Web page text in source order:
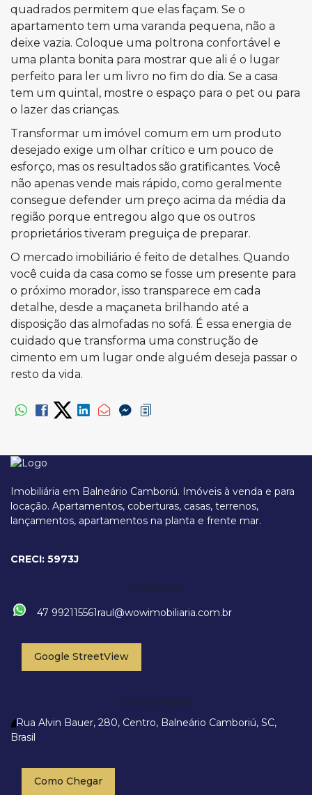
quadrados permitem que elas façam. Se o
apartamento tem uma varanda pequena, não a
deixe vazia. Coloque uma poltrona confortável e
uma planta bonita para mostrar que ali é o lugar
perfeito para ler um livro no fim do dia. Se a casa
tem um quintal, mostre o espaço para o pet ou para
o lazer das crianças.
Transformar um imóvel comum em um produto
desejado exige um olhar crítico e um pouco de
esforço, mas os resultados são gratificantes. Você
não apenas vende mais rápido, como geralmente
consegue defender um preço acima da média da
região porque entregou algo que os outros
proprietários tiveram preguiça de preparar.
O mercado imobiliário é feito de detalhes. Quando
você cuida da casa como se fosse um presente para
o próximo morador, isso transparece em cada
detalhe, desde a maçaneta brilhando até a
disposição das almofadas no sofá. É essa energia de
cuidado que transforma uma construção de
cimento em um lugar onde alguém deseja passar o
resto da vida.
Imobiliária em Balneário Camboriú. Imóveis à venda e para
locação. Apartamentos, coberturas, casas, terrenos,
lançamentos, apartamentos na planta e frente mar.
CRECI: 5973J
Contato
47 992115561raul@wowimobiliaria.com.br
Google StreetView
Localização
Rua Alvin Bauer, 280, Centro, Balneário Camboriú, SC,
Brasil
Como Chegar